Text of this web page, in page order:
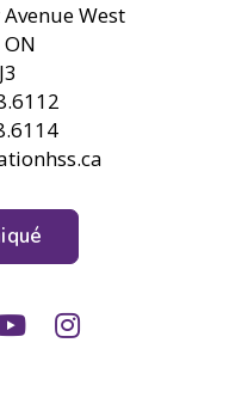
West
YoutubeInstagram